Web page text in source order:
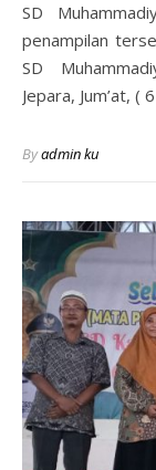
SD
penampilan
SD
Jepara, Jum’at,
Byadmin ku